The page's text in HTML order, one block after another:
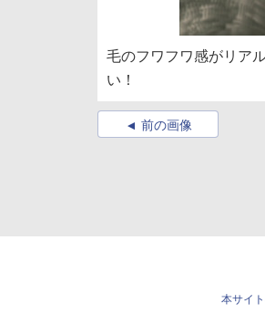
毛のフワフワ感がリア
い！
前の画像
本サイ